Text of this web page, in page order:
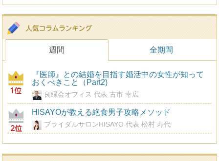
週間 全期間
『医師』との結婚を目指す婚活中の女性が知って
おくべきこと（Part2)
良縁会オフィス 代表 古市 幸広
HISAYOが教える絶食男子攻略メソッド
ブライダルサロンHISAYO 代表 松村 寿代